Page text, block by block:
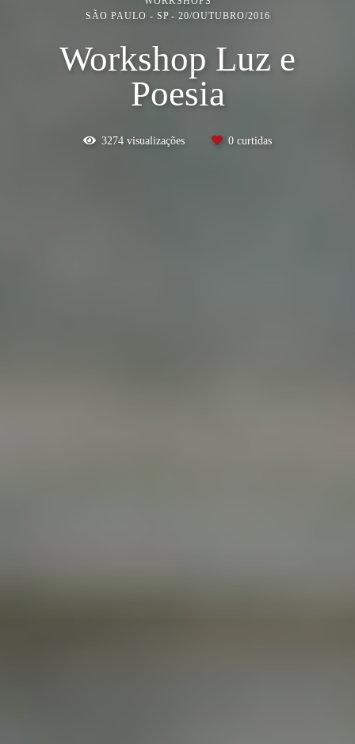
SÃO PAULO - SP
20/OUTUBRO/2016
Workshop Luz e
Poesia
3274 visualizações 0 curtidas